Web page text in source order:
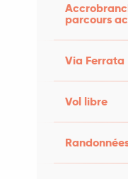
parcours
Via Ferrata
Vol libre
paris ou
pour 10,00€ et